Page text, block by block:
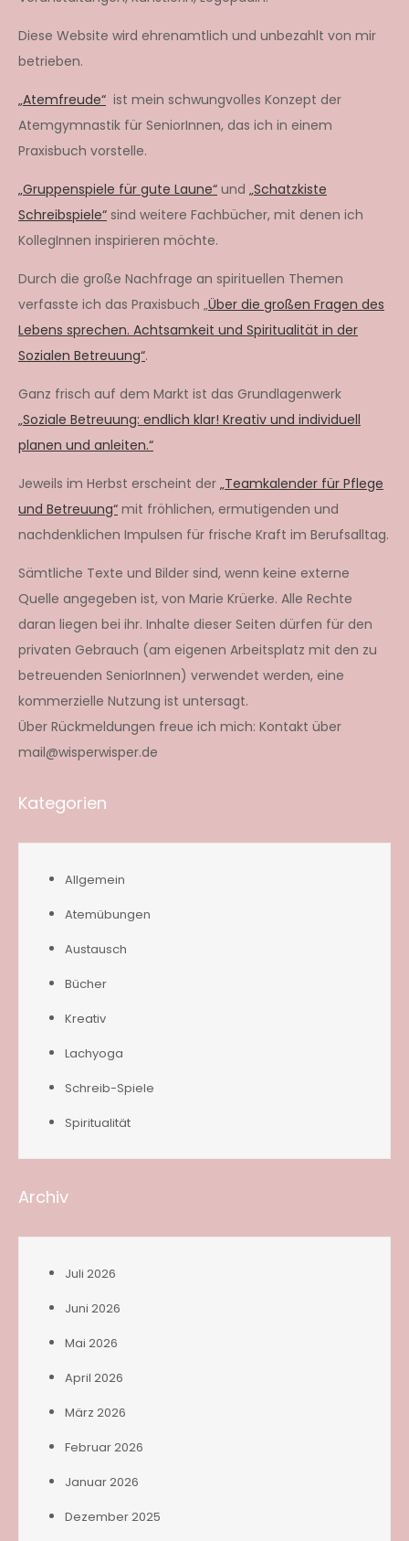
Diese Website wird ehrenamtlich und unbezahlt von mir
betrieben.
„Atemfreude“ ist mein schwungvolles Konzept der
Atemgymnastik für SeniorInnen, das ich in einem
Praxisbuch vorstelle.
„Gruppenspiele für gute Laune“ und „Schatzkiste
Schreibspiele“ sind weitere Fachbücher, mit denen ich
KollegInnen inspirieren möchte.
Durch die große Nachfrage an spirituellen Themen
verfasste ich das Praxisbuch „Über die großen Fragen des
Lebens sprechen. Achtsamkeit und Spiritualität in der
Sozialen Betreuung“.
Ganz frisch auf dem Markt ist das Grundlagenwerk
„Soziale Betreuung: endlich klar! Kreativ und individuell
planen und anleiten.“
Jeweils im Herbst erscheint der „Teamkalender für Pflege
und Betreuung“ mit fröhlichen, ermutigenden und
nachdenklichen Impulsen für frische Kraft im Berufsalltag.
Sämtliche Texte und Bilder sind, wenn keine externe
Quelle angegeben ist, von Marie Krüerke. Alle Rechte
daran liegen bei ihr. Inhalte dieser Seiten dürfen für den
privaten Gebrauch (am eigenen Arbeitsplatz mit den zu
betreuenden SeniorInnen) verwendet werden, eine
kommerzielle Nutzung ist untersagt.
Über Rückmeldungen freue ich mich: Kontakt über
mail@wisperwisper.de
Kategorien
Allgemein
Atemübungen
Austausch
Bücher
Kreativ
Lachyoga
Schreib-Spiele
Spiritualität
Archiv
Juli 2026
Juni 2026
Mai 2026
April 2026
März 2026
Februar 2026
Januar 2026
Dezember 2025